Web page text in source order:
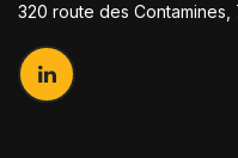
320 route des Contamines,